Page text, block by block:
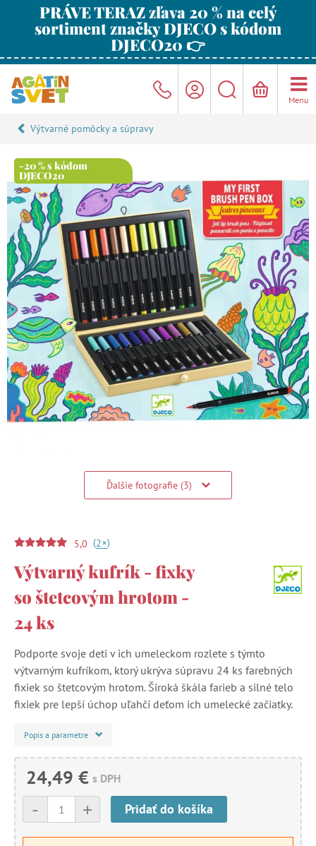
PRÁVE TERAZ zľava 20 % na celý
sortiment značky DJECO s kódom
DJECO20 👉
Menu
Výtvarné pomôcky a súpravy
-20 % s kódom
DJECO20
Ďalšie fotografie (3)
5,0 (2+)
Výtvarný kufrík - fixky
so štetcovým hrotom -
24 ks
Podporte svoje deti v ich umeleckom rozlete s týmto
výtvarným kufríkom, ktorý ukrýva súpravu 24 ks farebných
fixiek so štetcovým hrotom. Široká škála farieb a silné telo
fixiek pre lepší úchop uľahčí deťom ich umelecké začiatky.
Popis a parametre
24,49 € s DPH
+
- Pridať do košíka